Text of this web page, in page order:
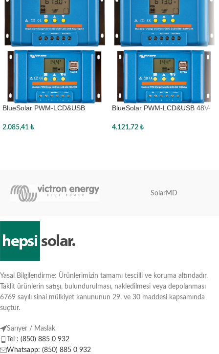
BlueSolar PWM-LCD&USB
2.085,41 ₺
BlueSolar PWM-LCD&USB 48V-
4.121,72 ₺
SolarMD
Yasal Bilgilendirme: Ürünlerimizin tamamı tescilli ve koruma altındadır.
Taklit ürünlerin satışı, bulundurulması, nakledilmesi veya depolanması
6769 sayılı sinai mülkiyet kanununun 29. ve 30 maddesi kapsamında
suçtur.
Sarıyer / Maslak
Tel : (850) 885 0 932
Whatsapp: (850) 885 0 932